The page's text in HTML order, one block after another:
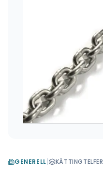
GENERELL| KÄTTINGTELFER